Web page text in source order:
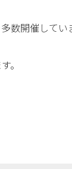
多数開催してい
。